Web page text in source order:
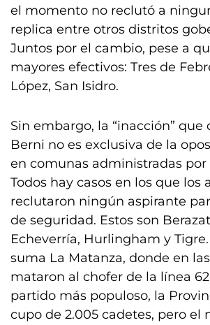
el momento no reclutó a
replica entre otros distritos
Juntos por el cambio, pese a
mayores efectivos: Tres de
López, San Isidro.
Sin embargo, la “inacción” que
Berni no es exclusiva de la
en comunas administradas por
Todos hay casos en los que los
reclutaron ningún aspirante
de seguridad. Estos son
Echeverría, Hurlingham y Tigre.
suma La Matanza, donde en
mataron al chofer de la línea
partido más populoso, la
cupo de 2.005 cadetes, pero el